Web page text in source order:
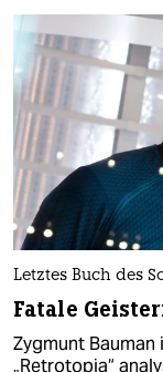
Letztes Buch des
Fatale
Zygmunt
„Retrotopia“